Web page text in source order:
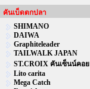
คันเบ็ดตกปลา
SHIMANO
DAIWA
Graphiteleader
TAILWALK JAPAN
ST.CROIX คันเซ็นน์คอย
Lito carita
Mega Catch